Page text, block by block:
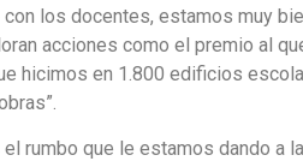
los docentes, estamos muy
acciones como el premio al
hicimos en 1.800 edificios
rumbo que le estamos dando a